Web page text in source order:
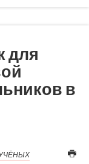
для
в